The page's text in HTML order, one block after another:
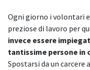
Ogni giorno i volontari
preziose di lavoro per
invece essere
tantissime persone in
Spostarsi da un carcere